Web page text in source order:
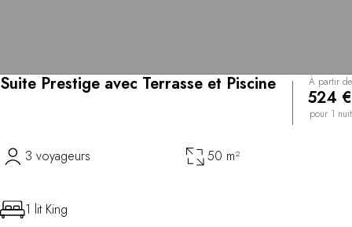
Suite Prestige avec Terrasse et Piscine À partir de
524 €
pour 1 nuit
3 voyageurs 50 m²
1 lit King